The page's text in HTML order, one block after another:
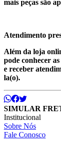
mais peças são
Atendimento
Além da loja
pode conhecer
e receber
la(o).
SIMULAR
Institucional
Sobre Nós
Fale Conosco